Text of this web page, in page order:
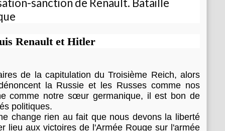
:
l
p
r
é
e
n
Renault et Hitler
de la capitulation du Troisième Reich, alors
la Russie et les Russes comme nos
comme notre sœur germanique, il est bon de
politiques.
change rien au fait que nous devons la liberté
lieu aux victoires de l'Armée Rouge sur l'armée